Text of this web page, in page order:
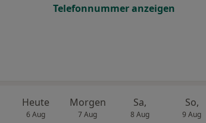
Telefonnummer anzeigen
Heute
6 Aug
Morgen
7 Aug
Sa,
8 Aug
So,
9 Aug